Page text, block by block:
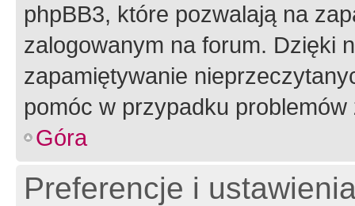
phpBB3, które pozwalają na
zalogowanym na forum. Dzięki
zapamiętywanie
pomóc w przypadku
Góra
Preferencje i